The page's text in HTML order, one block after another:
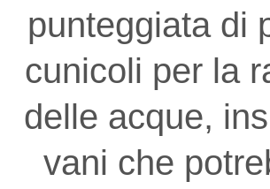
punteggiata di
cunicoli per la
delle acque,
vani che